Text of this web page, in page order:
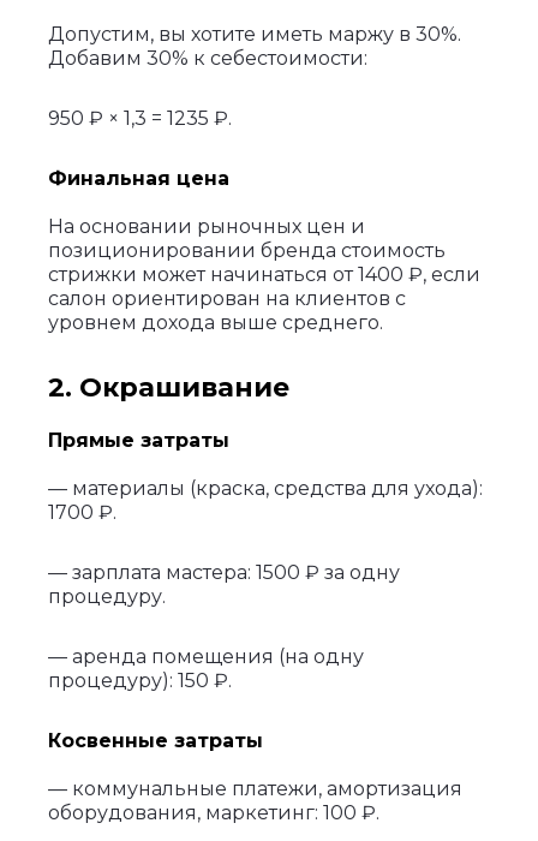
Допустим, вы хотите иметь маржу в 30%.
Добавим 30% к себестоимости:
950 ₽ × 1,3 = 1235 ₽.
Финальная цена
На основании рыночных цен и
позиционировании бренда стоимость
стрижки может начинаться от 1400 ₽, если
салон ориентирован на клиентов с
уровнем дохода выше среднего.
2. Окрашивание
Прямые затраты
— материалы (краска, средства для ухода):
1700 ₽.
— зарплата мастера: 1500 ₽ за одну
процедуру.
— аренда помещения (на одну
процедуру): 150 ₽.
Косвенные затраты
— коммунальные платежи, амортизация
оборудования, маркетинг: 100 ₽.